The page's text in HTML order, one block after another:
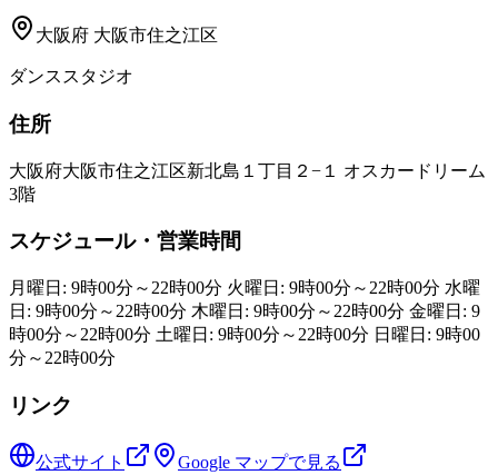
大阪府 大阪市住之江区
ダンススタジオ
住所
大阪府大阪市住之江区新北島１丁目２−１ オスカードリーム
3階
スケジュール・営業時間
月曜日: 9時00分～22時00分 火曜日: 9時00分～22時00分 水曜
日: 9時00分～22時00分 木曜日: 9時00分～22時00分 金曜日: 9
時00分～22時00分 土曜日: 9時00分～22時00分 日曜日: 9時00
分～22時00分
リンク
公式サイト Google マップで見る